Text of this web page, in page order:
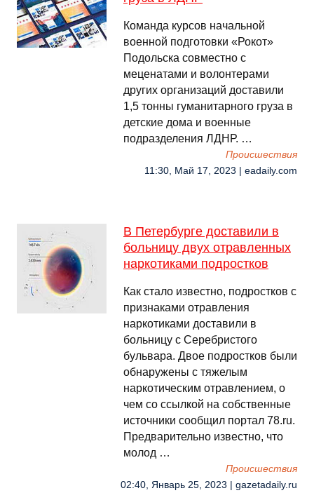
Команда курсов начальной
военной подготовки «Рокот»
Подольска совместно с
меценатами и волонтерами
других организаций доставили
1,5 тонны гуманитарного груза в
детские дома и военные
подразделения ЛДНР. …
Происшествия
11:30, Май 17, 2023 | eadaily.com
В Петербурге доставили в
больницу двух отравленных
наркотиками подростков
Как стало известно, подростков с
признаками отравления
наркотиками доставили в
больницу с Серебристого
бульвара. Двое подростков были
обнаружены с тяжелым
наркотическим отравлением, о
чем со ссылкой на собственные
источники сообщил портал 78.ru.
Предварительно известно, что
молод …
Происшествия
02:40, Январь 25, 2023 | gazetadaily.ru